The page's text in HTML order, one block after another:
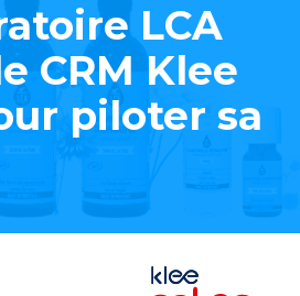
LCA
CRM Klee
piloter sa